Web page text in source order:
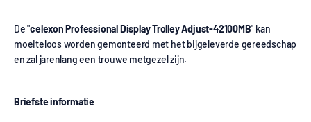
De "celexon Professional Display Trolley Adjust-42100M B" kan
moeiteloos worden gemonteerd met het bijgeleverde gereedschap
en zal jarenlang een trouwe metgezel zijn.
Briefste informatie